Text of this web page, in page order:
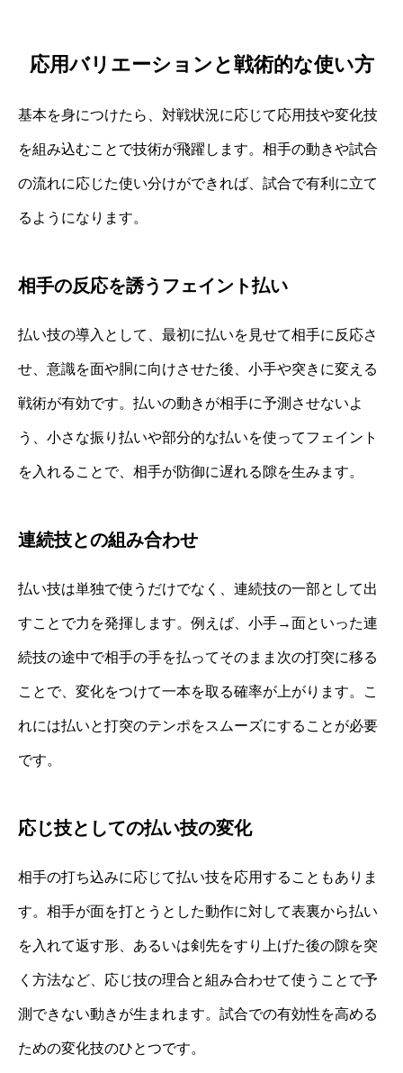
応用バリエーションと戦術的な使い方
基本を身につけたら、対戦状況に応じて応用技や変化技
を組み込むことで技術が飛躍します。相手の動きや試合
の流れに応じた使い分けができれば、試合で有利に立て
るようになります。
相手の反応を誘うフェイント払い
払い技の導入として、最初に払いを見せて相手に反応さ
せ、意識を面や胴に向けさせた後、小手や突きに変える
戦術が有効です。払いの動きが相手に予測させないよ
う、小さな振り払いや部分的な払いを使ってフェイント
を入れることで、相手が防御に遅れる隙を生みます。
連続技との組み合わせ
払い技は単独で使うだけでなく、連続技の一部として出
すことで力を発揮します。例えば、小手→面といった連
続技の途中で相手の手を払ってそのまま次の打突に移る
ことで、変化をつけて一本を取る確率が上がります。こ
れには払いと打突のテンポをスムーズにすることが必要
です。
応じ技としての払い技の変化
相手の打ち込みに応じて払い技を応用することもありま
す。相手が面を打とうとした動作に対して表裏から払い
を入れて返す形、あるいは剣先をすり上げた後の隙を突
く方法など、応じ技の理合と組み合わせて使うことで予
測できない動きが生まれます。試合での有効性を高める
ための変化技のひとつです。